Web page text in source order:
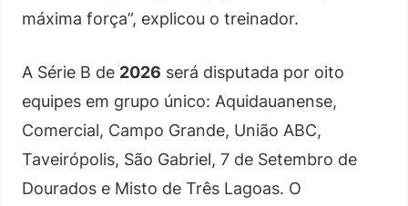
máxima força”, explicou o treinador.
A Série B de 2026 será disputada por oito
equipes em grupo único: Aquidauanense,
Comercial, Campo Grande, União ABC,
Taveirópolis, São Gabriel, 7 de Setembro de
Dourados e Misto de Três Lagoas. O